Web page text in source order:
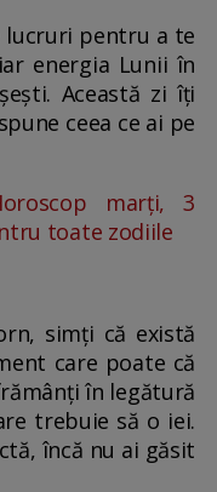
lucruri pentru a te
energia Lunii în
Această zi îți
ceea ce ai pe
marți, 3
toate zodiile
simți că există
care poate că
în legătură
trebuie să o iei.
încă nu ai găsit